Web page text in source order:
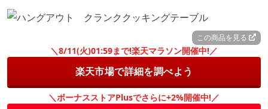
この商品を見る
＼8/11(火)01:59まで!楽天マラソン開催中!／
楽天市場で詳細を調べよう
＼ボーナスストアPlusでさらに+2%開催中!／